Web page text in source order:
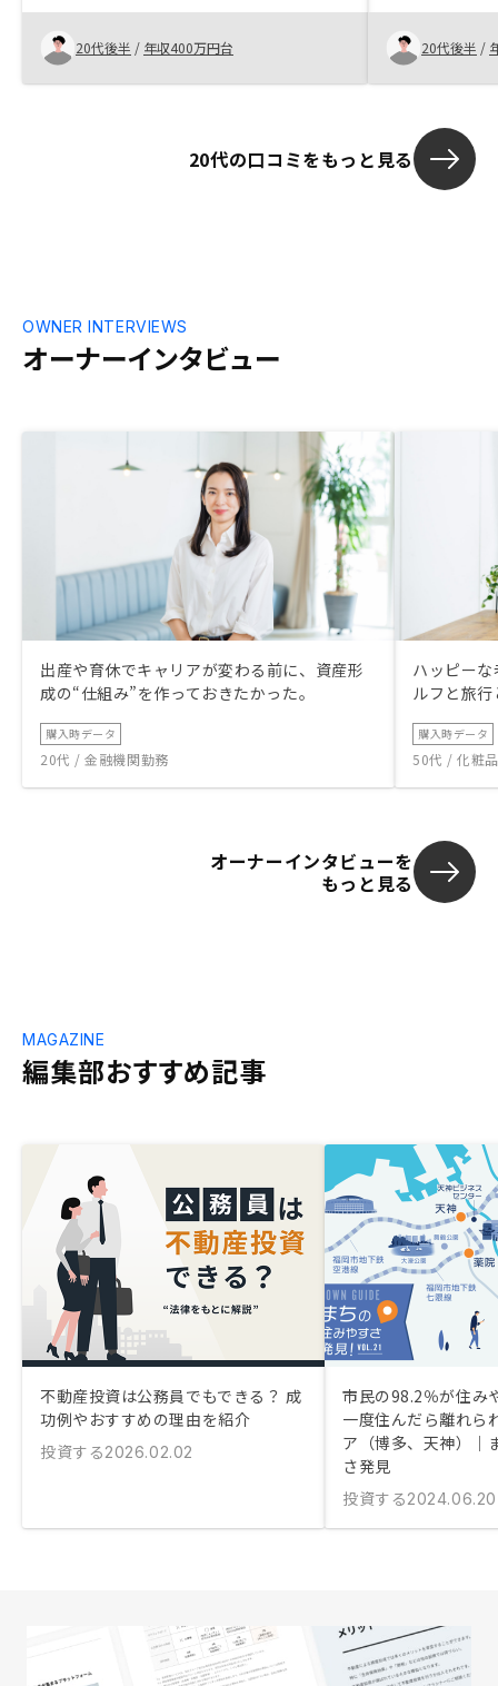
会があり、疑問などに対して担当者が迅速
に的確に答えていただけたのが決め手とな
りました。 社内はとても清潔感があり、
面談のスペースもとても心地良かったで
なという印象を受けますがこちらの担当の
が使いやすい。
20代後半 / 年収400万円台 20代後半 /
20代の口コミをもっと見る
オーナーインタビュー
OWNER INTERVIEWS
出産や育休でキャリアが変わる前に、資産形
成の“仕組み”を作っておきたかった。
購入時データ
20代 / 金融機関勤務
ハッピー
ルフと旅
購入時データ
50代 / 化粧
オーナーインタビューを
もっと見る
編集部おすすめ記事
MAGAZINE
不動産投資は公務員でもできる？ 成
功例やおすすめの理由を紹介
投資する2026.02.02
市民の98.2％が住み
一度住んだら離れら
ア（博多、天神）｜
さ発見
投資する2024.06.20